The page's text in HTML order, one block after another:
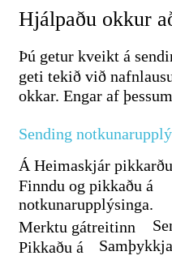
Hjálpaðu okkur
Þú getur kveikt á
geti tekið við
okkar. Engar af
Sending
Á Heimaskjár
Finndu og pikkaðu á
notkunarupplýsinga.
Merktu gátreitinn
Pikkaðu á